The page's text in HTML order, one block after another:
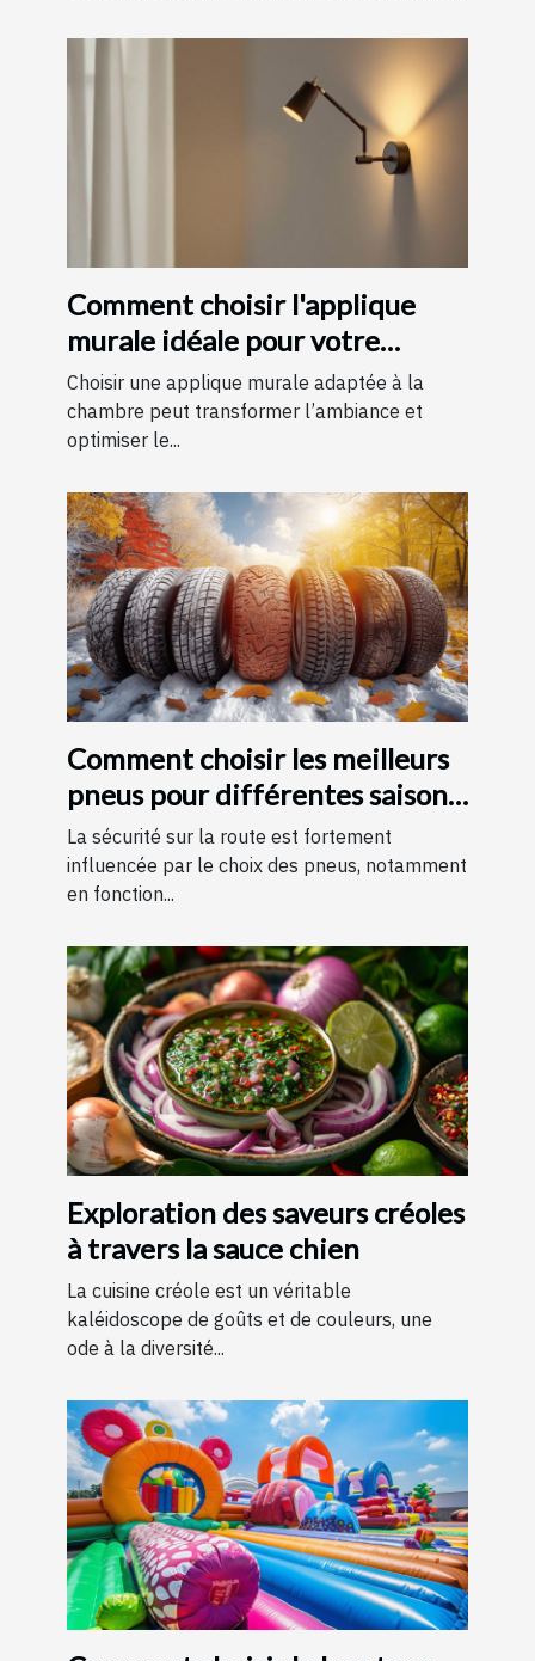
Comment choisir l'applique
murale idéale pour votre
chambre
Choisir une applique murale adaptée à la
chambre peut transformer l’ambiance et
optimiser le...
Comment choisir les meilleurs
pneus pour différentes saisons
?
La sécurité sur la route est fortement
influencée par le choix des pneus, notamment
en fonction...
Exploration des saveurs créoles
à travers la sauce chien
La cuisine créole est un véritable
kaléidoscope de goûts et de couleurs, une
ode à la diversité...